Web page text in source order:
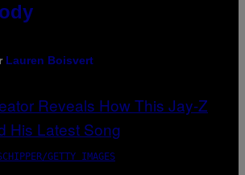
Lauren Boisvert
GETTY IMAGES